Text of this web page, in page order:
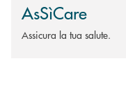
AsSìCare
Assicura la tua salute.